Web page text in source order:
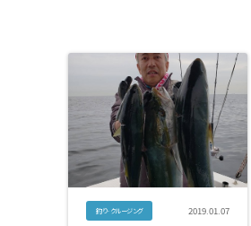
釣り·クルージング 2019.01.07